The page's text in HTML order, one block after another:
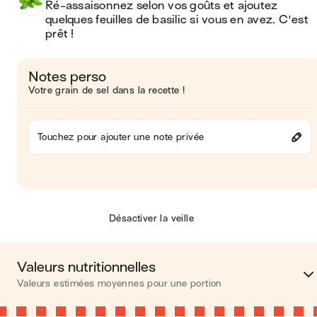
Ré-assaisonnez selon vos goûts et ajoutez
quelques feuilles de basilic si vous en avez. C'est
prêt !
Notes perso
Votre grain de sel dans la recette !
Touchez pour ajouter une note privée
Désactiver la veille
Valeurs nutritionnelles
Valeurs estimées moyennes pour une portion
Calories 184